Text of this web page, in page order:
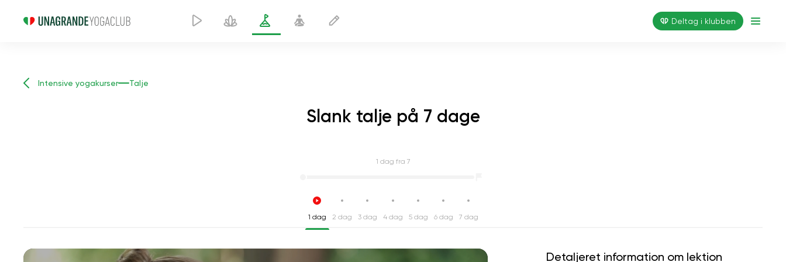
Deltag i klubben
Intensive yogakurser Talje
Slank talje på 7 dage
1 dag fra 7
1 dag 2 dag 3 dag 4 dag 5 dag 6 dag 7 dag
Detaljeret information om lektion